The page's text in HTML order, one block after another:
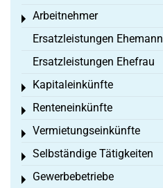
Arbeitnehmer
Toggle menu
Ersatzleistungen Ehemann
Ersatzleistungen Ehefrau
Kapitaleinkünfte
Toggle menu
Renteneinkünfte
Toggle menu
Vermietungseinkünfte
Toggle menu
Selbständige Tätigkeiten
Toggle menu
Gewerbebetriebe
Toggle menu